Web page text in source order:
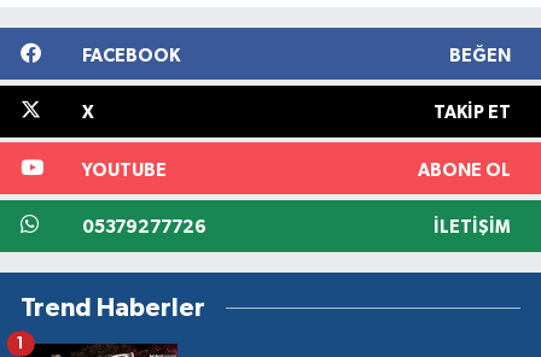
FACEBOOK BEĞEN
X TAKIP ET
YOUTUBE ABONE OL
05379277726 İLETIŞIM
Trend Haberler
1